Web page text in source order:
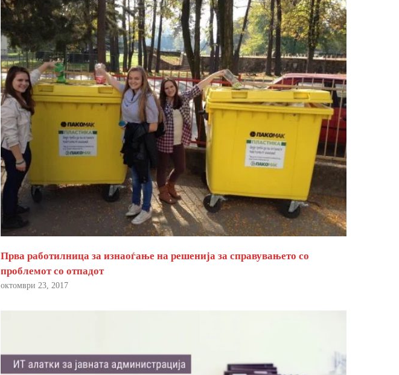
Прва работилница за изнаоѓање на решенија за справувањето со
проблемот со отпадот
октомври 23, 2017